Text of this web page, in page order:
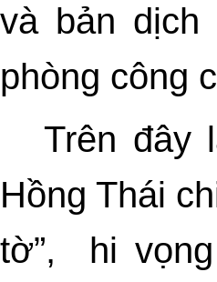
và bản dịch
phòng công
Trên đây
Hồng Thái
tờ”, hi